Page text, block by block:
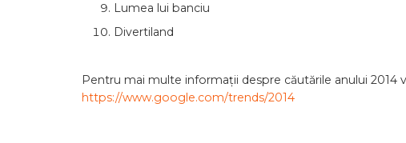
Lumea lui banciu
Divertiland
Pentru mai multe informații despre căutările anului 2014
https://www.google.com/trends/2014